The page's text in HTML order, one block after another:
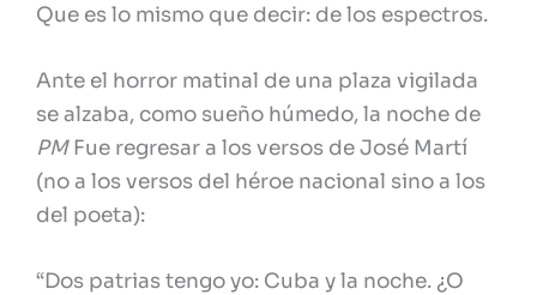
Que es lo mismo que decir: de los espectros.
Ante el horror matinal de una plaza vigilada
se alzaba, como sueño húmedo, la noche de
PMFue regresar a los versos de José Martí
(no a los versos del héroe nacional sino a los
del poeta):
“Dos patrias tengo yo: Cuba y la noche. ¿O